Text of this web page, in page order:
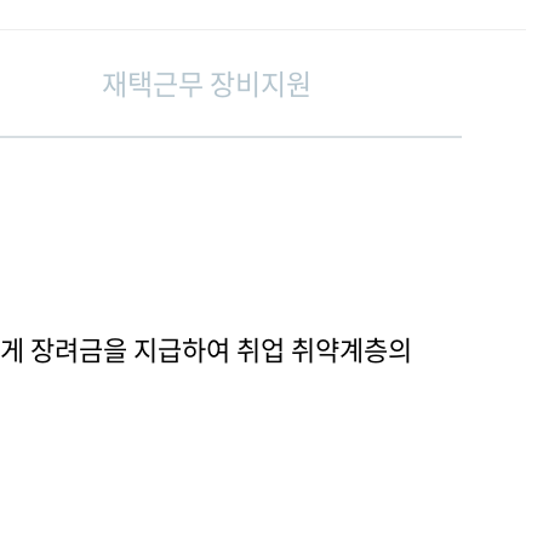
재택근무 장비지원
장려금을 지급하여 취업 취약계층의